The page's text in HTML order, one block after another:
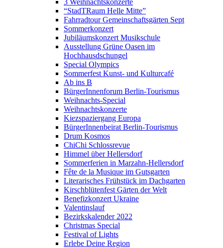
3 Weihnachtskonzerte
“StadTRaum Helle Mitte”
Fahrradtour Gemeinschaftsgärten Sept
Sommerkonzert
Jubiläumskonzert Musikschule
Ausstellung Grüne Oasen im
Hochhausdschungel
Special Olympics
Sommerfest Kunst- und Kulturcafé
Ab ins B
BürgerInnenforum Berlin-Tourismus
Weihnachts-Special
Weihnachtskonzerte
Kiezspaziergang Europa
BürgerInnenbeirat Berlin-Tourismus
Drum Kosmos
ChiChi Schlossrevue
Himmel über Hellersdorf
Sommerferien in Marzahn-Hellersdorf
Fête de la Musique im Gutsgarten
Literarisches Frühstück im Dachgarten
Kirschblütenfest Gärten der Welt
Benefizkonzert Ukraine
Valentinslauf
Bezirkskalender 2022
Christmas Special
Festival of Lights
Erlebe Deine Region